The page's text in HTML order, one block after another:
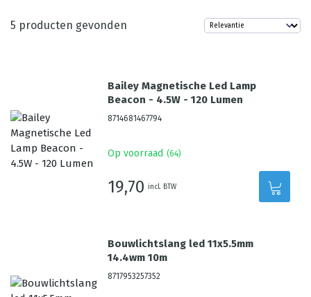
5 producten gevonden
Bailey Magnetische Led Lamp
Beacon - 4.5W - 120 Lumen
8714681467794
Op voorraad (64)
19,70 incl. BTW
Bouwlichtslang led 11x5.5mm
14.4wm 10m
8717953257352